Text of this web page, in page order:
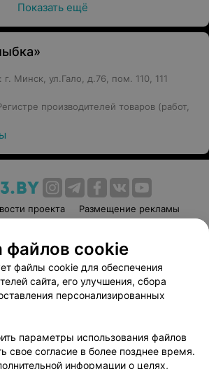
Показать ещё
Минск, ул.Гало, д.76, пом. 110, 111
производителей товаров (работ,
проекта
Размещение рекламы
соглашение
Способы оплаты
Вакансии
Партнеры
руководителю 103.by
персональных данных
файлов cookie
файлы cookie для обеспечения
сайта, его улучшения, сбора
персонализированных
параметры использования файлов
свое согласие в более позднее время.
информации о целях,